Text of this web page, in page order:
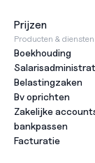
Prijzen
Producten & diensten
Boekhouding
Belastingzaken
Bv oprichten
Zakelijke
bankpassen
Facturatie